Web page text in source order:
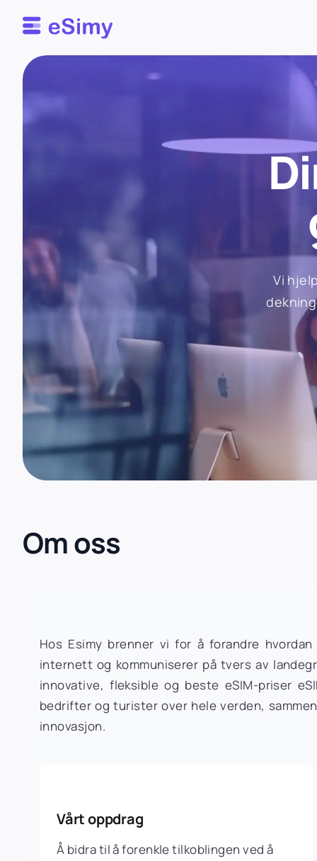
Esimy
Vi
Om oss
Hos Esimy brenner vi for å forandre
internett og kommuniserer på tvers av
innovative, fleksible og beste eSIM-priser
bedrifter og turister over hele verden,
innovasjon.
Vårt oppdrag
Å bidra til å forenkle tilkoblingen ved å